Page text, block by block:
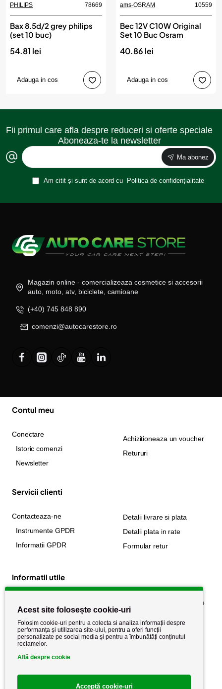
PHILIPS 78669
Bax 8.5d/2 grey philips
(set 10 buc)
54.81 lei
Adauga in cos
ams-OSRAM 10559
Bec 12V C10W Original
Set 10 Buc Osram
40.86 lei
Adauga in cos
Fii primul care afla despre reduceri si oferte speciale
Aboneaza-te la newsletter
Ma abonez
Am citit și sunt de acord cu Politica de confidențialitate
Magazin online - comercializeaza cosmetice si accesorii
auto, moto, atv, biciclete, camioane
(+40) 745 848 890
comenzi@autocarestore.ro
Contul meu
Conectare
Istoric comenzi
Newsletter
Achizitioneaza un voucher
Retururi
Servicii clienti
Contacteaza-ne
Instrumente GPDR
Informatii GPDR
Detalii livrare si plata
Detalii plata in rate
Formular retur
Informatii utile
Politica de cookie
Politica de confidențialitate
Termeni si conditii
Acest site folosește cookie-uri
Folosim cookie-uri pentru a colecta si analiza informații despre
performanța și utilizarea site-ului, pentru a oferi funcții
personalizate pe social media și pentru a îmbunătăți conținutul
reclamelor.
Află despre cookie
Acceptă cookie-uri